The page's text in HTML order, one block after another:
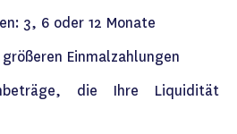
3, 6 oder 12 Monate
Einmalzahlungen
die Ihre Liquidität